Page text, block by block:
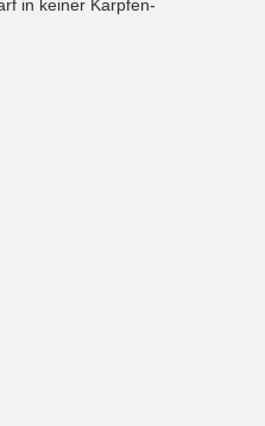
in keiner Karpfen-